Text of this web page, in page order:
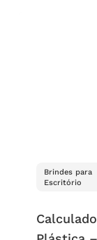
Brindes para
Escritório